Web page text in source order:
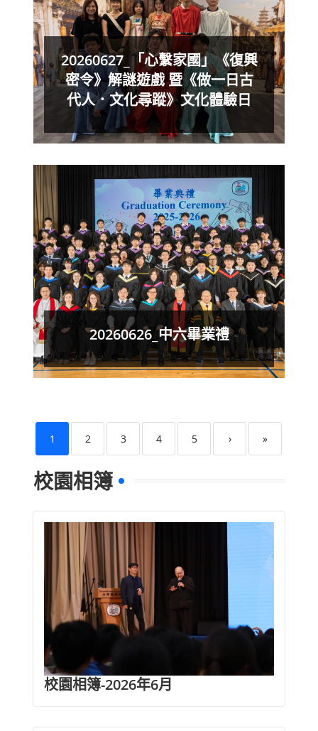
20260627_「心繫家國」《復興
密令》解謎遊戲 暨《做一日古
代人．文化尋蹤》文化體驗日
20260626_中六畢業禮
1 2 3 4 5 › »
校園相簿
校園相簿-2026年6月